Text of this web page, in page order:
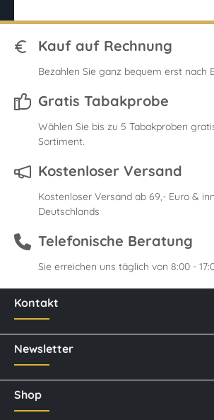
Kauf auf Rechnung
Bezahlen Sie ganz bequem erst nach
Gratis Tabakprobe
Wählen Sie bis zu 5 Tabakproben
Sortiment.
Kostenloser Versand
Kostenloser Versand ab 69,- Euro &
Deutschlands
Telefonische Beratung
Sie erreichen uns täglich von 8:00 -
Kontakt
Newsletter
Shop